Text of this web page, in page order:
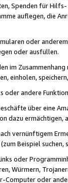
Spenden für
auflegen, die
oder
oder ausfüllen.
im
einholen,
oder andere
über eine
dazu
vernünftigem
Beispiel
oder
Würmern,
oder